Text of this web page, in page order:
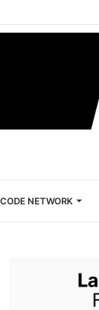
NETWORK